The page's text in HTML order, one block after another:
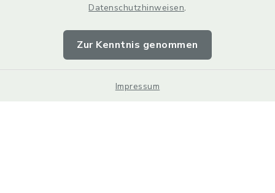
Datenschutzhinweisen.
Zur Kenntnis genommen
Impressum
Impressum
Sitemap